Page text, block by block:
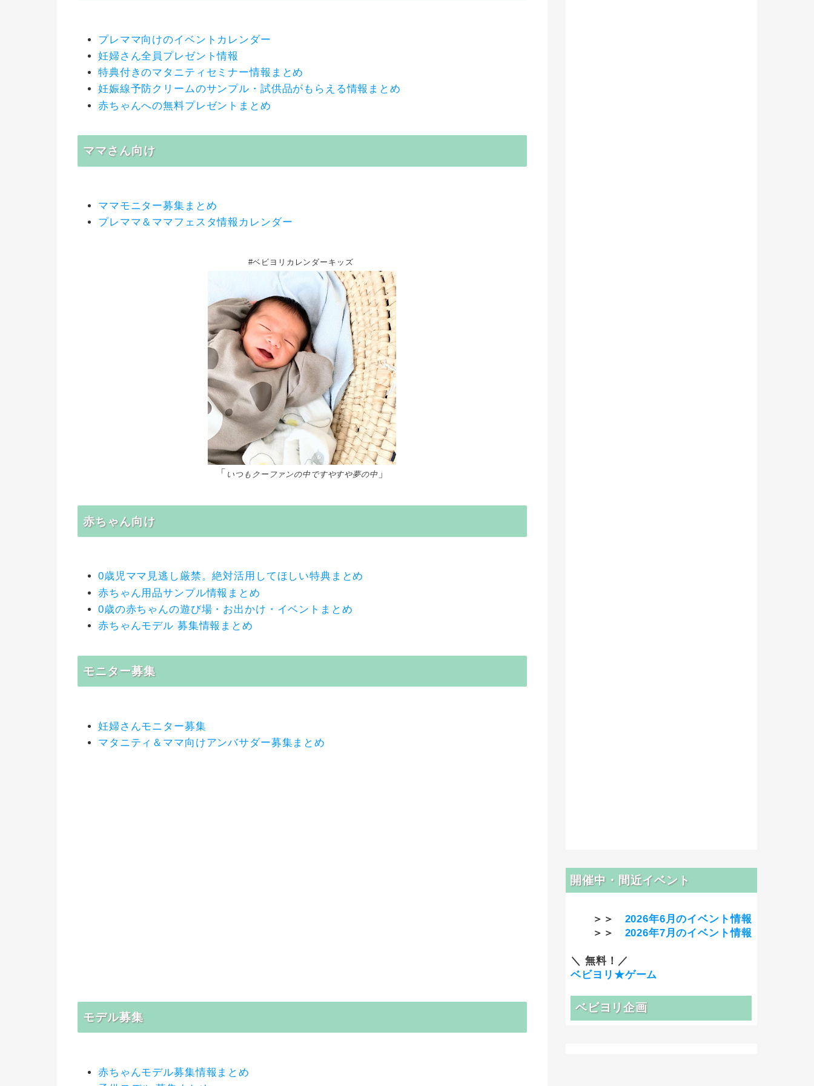
プレママ向けのイベントカレンダー
妊婦さん全員プレゼント情報
特典付きのマタニティセミナー情報まとめ
妊娠線予防クリームのサンプル・試供品がもらえる情報まとめ
赤ちゃんへの無料プレゼントまとめ
ママさん向け
ママモニター募集まとめ
プレママ＆ママフェスタ情報カレンダー
#ベビヨリカレンダーキッズ
「 いつもクーファンの中ですやすや夢の中」
赤ちゃん向け
0歳児ママ見逃し厳禁。絶対活用してほしい特典まとめ
赤ちゃん用品サンプル情報まとめ
0歳の赤ちゃんの遊び場・お出かけ・イベントまとめ
赤ちゃんモデル 募集情報まとめ
モニター募集
妊婦さんモニター募集
マタニティ＆ママ向けアンバサダー募集まとめ
モデル募集
赤ちゃんモデル募集情報まとめ
開催中・間近イベント
＞＞ 2026年6月のイベント情報
＞＞ 2026年7月のイベント情報
＼ 無料！／
ベビヨリ★ゲーム
ベビヨリ企画